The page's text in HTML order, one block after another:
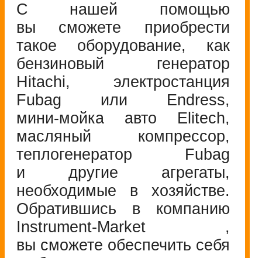
С нашей помощью
вы сможете приобрести
такое оборудование, как
бензиновый генератор
Hitachi, электростанция
Fubag или Endress,
мини-мойка авто Elitech,
масляный компрессор,
теплогенератор Fubag
и другие агрегаты,
необходимые в хозяйстве.
Обратившись в компанию
Instrument-Market ,
вы сможете обеспечить себя